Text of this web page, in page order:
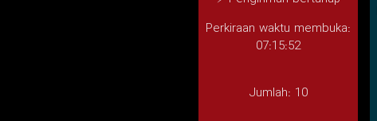
Perkiraan waktu membuka:
07:15:52
Jumlah: 10